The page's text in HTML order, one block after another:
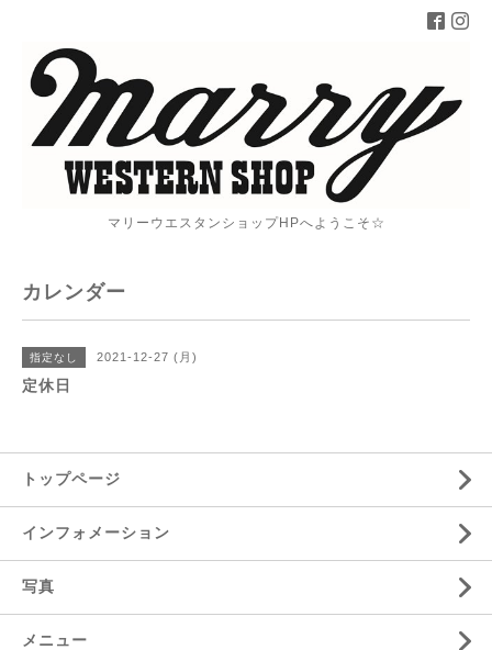
マリーウエスタンショップHPへようこそ☆
カレンダー
指定なし 2021-12-27 (月)
定休日
トップページ
インフォメーション
写真
メニュー